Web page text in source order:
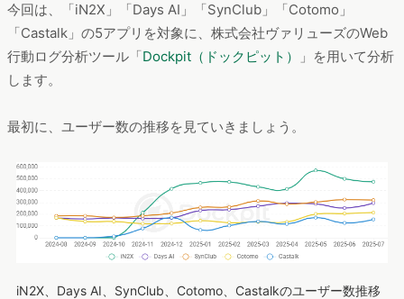
今回は、「iN2X」「Days AI」「SynClub」「Cotomo」
「Castalk」の5アプリを対象に、株式会社ヴァリューズのWeb
行動ログ分析ツール「Dockpit（ドックピット）
」を用いて分析
します。
最初に、ユーザー数の推移を見ていきましょう。
iN2X、Days AI、SynClub、Cotomo、Castalkのユーザー数推移